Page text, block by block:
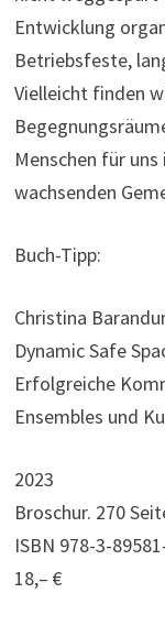
Entwicklung
Betriebsfeste,
Vielleicht finden
Menschen für
wachsenden
Buch-Tipp:
Christina
Dynamic Safe
Erfolgreiche
Ensembles und
2023
Broschur. 270
ISBN 978-3-
18,– €